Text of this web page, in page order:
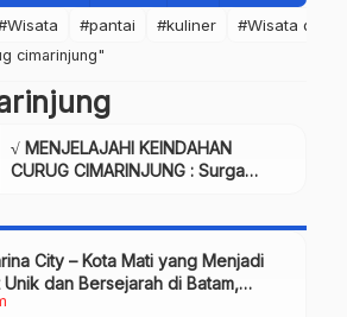
#pantai #kuliner #Wisata dan
cimarinjung"
√ MENJELAJAHI KEINDAHAN
CURUG CIMARINJUNG : Surga
City – Kota Mati yang Menjadi
dan Bersejarah di Batam,
& Info